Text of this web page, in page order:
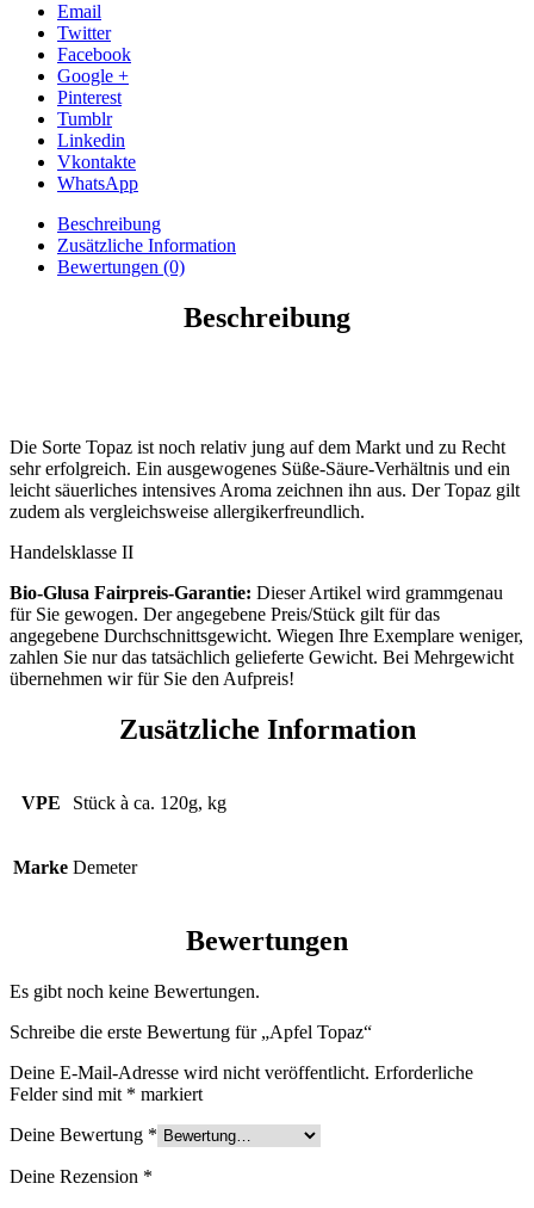
Email
Twitter
Facebook
Google +
Pinterest
Tumblr
Linkedin
Vkontakte
WhatsApp
Beschreibung
Zusätzliche Information
Bewertungen (0)
Beschreibung
Die Sorte Topaz ist noch relativ jung auf dem Markt und zu Recht
sehr erfolgreich. Ein ausgewogenes Süße-Säure-Verhältnis und ein
leicht säuerliches intensives Aroma zeichnen ihn aus. Der Topaz gilt
zudem als vergleichsweise allergikerfreundlich.
Handelsklasse II
Bio-Glusa Fairpreis-Garantie: Dieser Artikel wird grammgenau
für Sie gewogen. Der angegebene Preis/Stück gilt für das
angegebene Durchschnittsgewicht. Wiegen Ihre Exemplare weniger,
zahlen Sie nur das tatsächlich gelieferte Gewicht. Bei Mehrgewicht
übernehmen wir für Sie den Aufpreis!
Zusätzliche Information
VPE Stück à ca. 120g, kg
Marke Demeter
Bewertungen
Es gibt noch keine Bewertungen.
Schreibe die erste Bewertung für „Apfel Topaz“
Deine E-Mail-Adresse wird nicht veröffentlicht. Erforderliche
Felder sind mit * markiert
Deine Bewertung *
Deine Rezension *